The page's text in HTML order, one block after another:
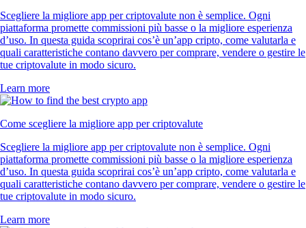
Scegliere la migliore app per criptovalute non è semplice. Ogni
piattaforma promette commissioni più basse o la migliore esperienza
d’uso. In questa guida scoprirai cos’è un’app cripto, come valutarla e
quali caratteristiche contano davvero per comprare, vendere o gestire le
tue criptovalute in modo sicuro.
Learn more
Come scegliere la migliore app per criptovalute
Scegliere la migliore app per criptovalute non è semplice. Ogni
piattaforma promette commissioni più basse o la migliore esperienza
d’uso. In questa guida scoprirai cos’è un’app cripto, come valutarla e
quali caratteristiche contano davvero per comprare, vendere o gestire le
tue criptovalute in modo sicuro.
Learn more